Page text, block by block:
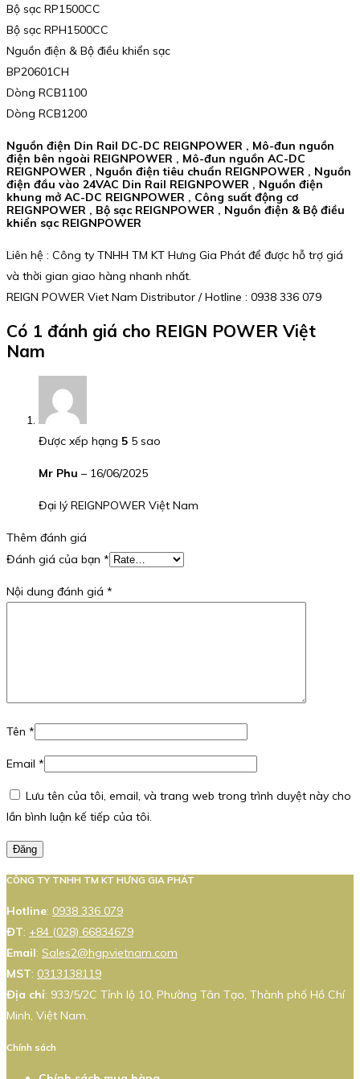
Bộ sạc RP1500CC
Bộ sạc RPH1500CC
Nguồn điện & Bộ điều khiển sạc
BP20601CH
Dòng RCB1100
Dòng RCB1200
Nguồn điện Din Rail DC-DC REIGNPOWER , Mô-đun nguồn
điện bên ngoài REIGNPOWER , Mô-đun nguồn AC-DC
REIGNPOWER , Nguồn điện tiêu chuẩn REIGNPOWER , Nguồn
điện đầu vào 24VAC Din Rail REIGNPOWER , Nguồn điện
khung mở AC-DC REIGNPOWER , Công suất động cơ
REIGNPOWER , Bộ sạc REIGNPOWER , Nguồn điện & Bộ điều
khiển sạc REIGNPOWER
Liên hệ : Công ty TNHH TM KT Hưng Gia Phát để được hỗ trợ giá
và thời gian giao hàng nhanh nhất.
REIGN POWER Viet Nam Distributor / Hotline : 0938 336 079
Có 1 đánh giá cho REIGN POWER Việt
Nam
Được xếp hạng 5 5 sao
Mr Phu – 16/06/2025
Đại lý REIGNPOWER Việt Nam
Thêm đánh giá
Đánh giá của bạn *
Nội dung đánh giá *
Tên *
Email *
Lưu tên của tôi, email, và trang web trong trình duyệt này cho
lần bình luận kế tiếp của tôi.
Đăng
CÔNG TY TNHH TM KT HƯNG GIA PHÁT
Hotline: 0938 336 079
ĐT: +84 (028) 66834679
Email: Sales2@hgpvietnam.com
MST: 0313138119
Địa chỉ: 933/5/2C Tỉnh lộ 10, Phường Tân Tạo, Thành phố Hồ Chí
Minh, Việt Nam.
Chính sách